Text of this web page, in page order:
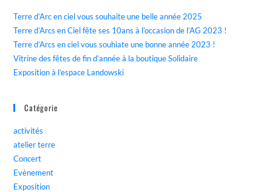
Terre d’Arc en ciel vous souhaite une belle année 2025
Terre d’Arcs en Ciel fête ses 10ans à l’occasion de l’AG 2023 !
Terre d’Arcs en ciel vous souhiate une bonne année 2023 !
Vitrine des fêtes de fin d’année à la boutique Solidaire
Exposition à l’espace Landowski
Catégorie
activités
atelier terre
Concert
Evènement
Exposition